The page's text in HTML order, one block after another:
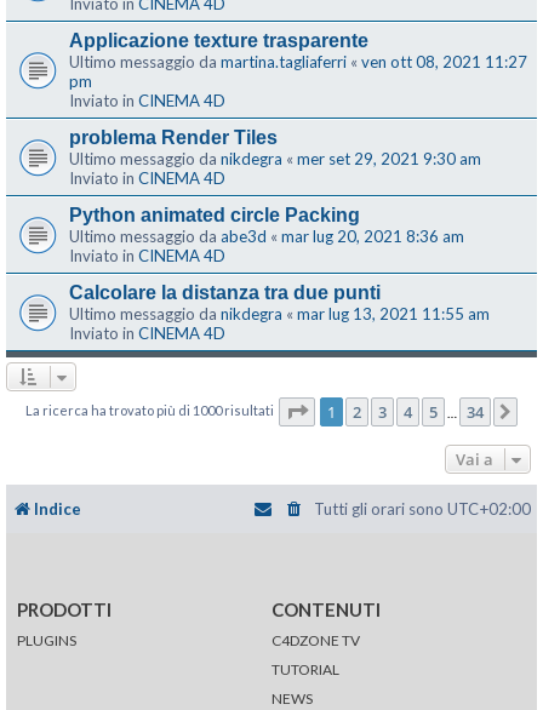
Applicazione texture trasparente
Ultimo messaggio da martina.tagliaferri « ven ott 08, 2021 11:27
pm
Inviato in CINEMA 4D
problema Render Tiles
Ultimo messaggio da nikdegra « mer set 29, 2021 9:30 am
Inviato in CINEMA 4D
Python animated circle Packing
Ultimo messaggio da abe3d « mar lug 20, 2021 8:36 am
Inviato in CINEMA 4D
Calcolare la distanza tra due punti
Ultimo messaggio da nikdegra « mar lug 13, 2021 11:55 am
Inviato in CINEMA 4D
La ricerca ha trovato più di 1000 risultati Pagina di 34
1 2 3 4 5 34
Vai a
Indice Tutti gli orari sono UTC+02:00
PRODOTTI
PLUGINS
CONTENUTI
C4DZONE TV
TUTORIAL
NEWS